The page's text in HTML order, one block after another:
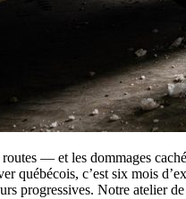
— et les dommages
québécois, c’est six mois
progressives. Notre atelier de